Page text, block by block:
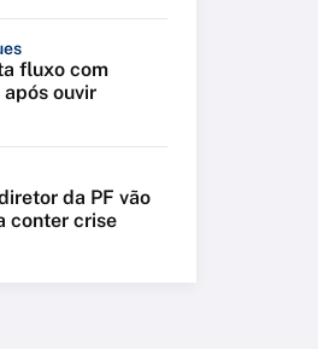
fluxo com
ouvir
da PF vão
conter crise